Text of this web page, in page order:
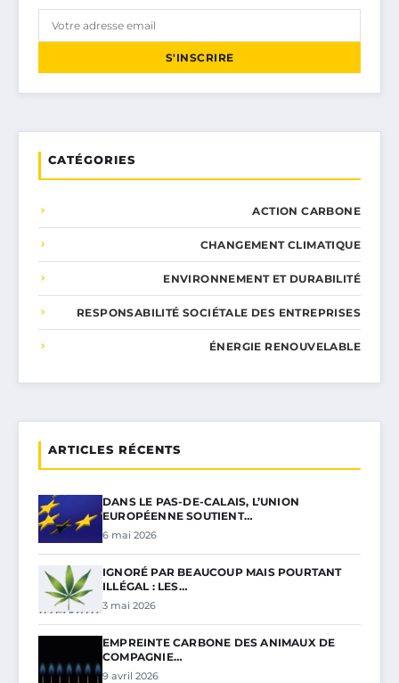
S'INSCRIRE
CATÉGORIES
ACTION CARBONE
CHANGEMENT CLIMATIQUE
ENVIRONNEMENT ET DURABILITÉ
RESPONSABILITÉ SOCIÉTALE DES ENTREPRISES
ÉNERGIE RENOUVELABLE
ARTICLES RÉCENTS
DANS LE PAS-DE-CALAIS, L’UNION
EUROPÉENNE SOUTIENT…
6 mai 2026
IGNORÉ PAR BEAUCOUP MAIS POURTANT
ILLÉGAL : LES…
3 mai 2026
EMPREINTE CARBONE DES ANIMAUX DE
COMPAGNIE…
9 avril 2026